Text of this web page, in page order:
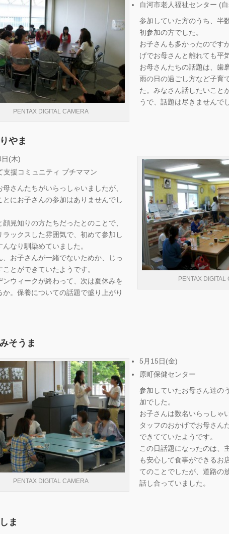
PENTAX DIGITAL CAMERA
白河市老人福祉センター (
参加していた方のうち、半
初参加の方でした。
お子さんも多かったのです
げでお母さんと離れても平
お母さんたちの話題は、歯
雨の日の過ごし方など子育
た。みなさん話したいこと
うで、話題は尽きませんで
やま
PENTAX DIGITAL
(木)
支援コミュニティ プチママン
母さんたちがいらっしゃいましたが、
とにお子さんの参加はありませんでし
顔見知りの方たちだったとのことで、
ラックスした雰囲気で、初めて参加し
んなり馴染めていました。
、お子さんが一緒でないためか、じっ
ことができていたようです。
ンウィークが終わって、次は夏休みを
か。保養についての話題で盛り上がり
そうま
PENTAX DIGITAL CAMERA
5月15日(金)
原町保健センター
参加していたお母さん達の
加でした。
お子さんは数名いらっしゃ
タッフのおかげでお母さん
できてていたようです。
この日話題になったのは、
も安心して食事ができるお
てのことでしたが、道路の
話し合っていました。
ま